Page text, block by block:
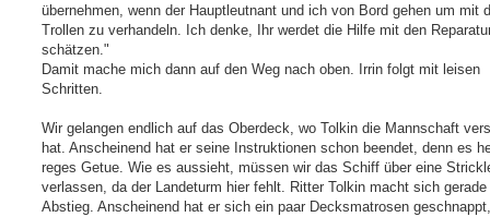
übernehmen, wenn der Hauptleutnant und ich von Bord gehen um mit
Trollen zu verhandeln. Ich denke, Ihr werdet die Hilfe mit den
schätzen."
Damit mache mich dann auf den Weg nach oben. Irrin folgt mit leisen
Schritten.
Wir gelangen endlich auf das Oberdeck, wo Tolkin die Mannschaft
hat. Anscheinend hat er seine Instruktionen schon beendet, denn es
reges Getue. Wie es aussieht, müssen wir das Schiff über eine
verlassen, da der Landeturm hier fehlt. Ritter Tolkin macht sich gerade
Abstieg. Anscheinend hat er sich ein paar Decksmatrosen